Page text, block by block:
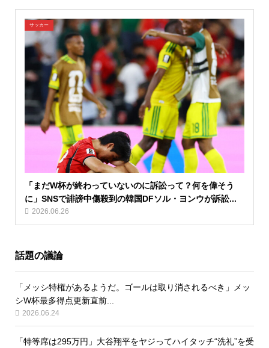
サッカー
「まだW杯が終わっていないのに訴訟って？何を偉そう
に」SNSで誹謗中傷殺到の韓国DFソル・ヨンウが訴訟...
2026.06.26
話題の議論
「メッシ特権があるようだ。ゴールは取り消されるべき」メッ
シW杯最多得点更新直前...
2026.06.24
「特等席は295万円」大谷翔平をヤジってハイタッチ“洗礼”を受